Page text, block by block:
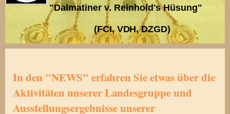
"Dalmatiner v. Reinhold's Hüsung"
(FCI, VDH, DZGD)
In den "NEWS" erfahren Sie etwas über die
Aktivitäten unserer Landesgruppe und
Ausstellungsergebnisse unserer